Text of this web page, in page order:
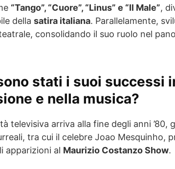
“Tango”, “Cuore”, “Linus” e “Il Male”,
della satira italiana. Parallelamente,
consolidando il suo ruolo nel
stati i suoi successi
e nella musica?
televisiva arriva alla fine degli anni ’80,
tra cui il celebre Joao Mesquinho,
apparizioni al Maurizio Costanzo Show.